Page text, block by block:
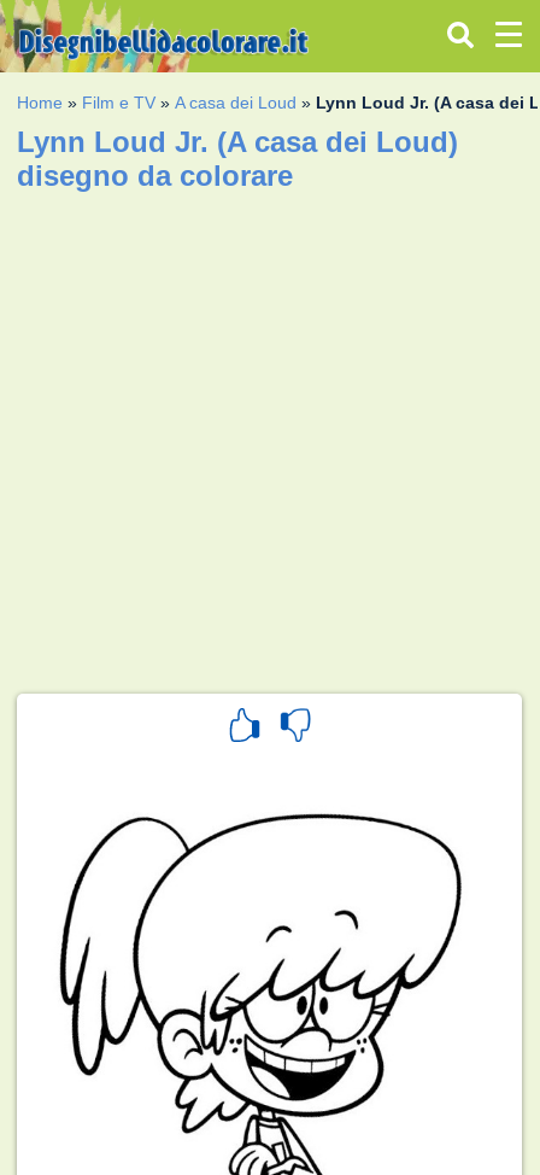
Home » Film e TV »A casa dei Loud » Lynn Loud Jr. (A casa dei
Lynn Loud Jr. (A casa dei Loud)
disegno da colorare